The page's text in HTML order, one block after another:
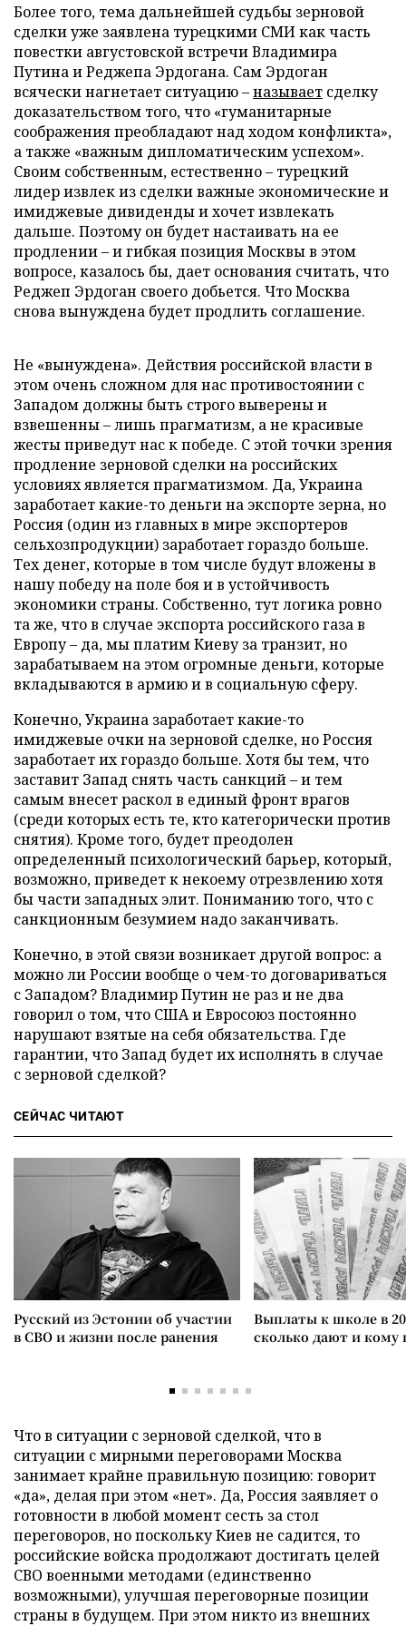
Более того, тема дальнейшей судьбы зерновой
сделки уже заявлена турецкими СМИ как часть
повестки августовской встречи Владимира
Путина и Реджепа Эрдогана. Сам Эрдоган
всячески нагнетает ситуацию –называет сделку
доказательством того, что «гуманитарные
соображения преобладают над ходом конфликта»,
а также «важным дипломатическим успехом».
Своим собственным, естественно – турецкий
лидер извлек из сделки важные экономические и
имиджевые дивиденды и хочет извлекать
дальше. Поэтому он будет настаивать на ее
продлении – и гибкая позиция Москвы в этом
вопросе, казалось бы, дает основания считать, что
Реджеп Эрдоган своего добьется. Что Москва
снова вынуждена будет продлить соглашение.
Не «вынуждена». Действия российской власти в
этом очень сложном для нас противостоянии с
Западом должны быть строго выверены и
взвешенны – лишь прагматизм, а не красивые
жесты приведут нас к победе. С этой точки зрения
продление зерновой сделки на российских
условиях является прагматизмом. Да, Украина
заработает какие-то деньги на экспорте зерна, но
Россия (один из главных в мире экспортеров
сельхозпродукции) заработает гораздо больше.
Тех денег, которые в том числе будут вложены в
нашу победу на поле боя и в устойчивость
экономики страны. Собственно, тут логика ровно
та же, что в случае экспорта российского газа в
Европу – да, мы платим Киеву за транзит, но
зарабатываем на этом огромные деньги, которые
вкладываются в армию и в социальную сферу.
Конечно, Украина заработает какие-то
имиджевые очки на зерновой сделке, но Россия
заработает их гораздо больше. Хотя бы тем, что
заставит Запад снять часть санкций – и тем
самым внесет раскол в единый фронт врагов
(среди которых есть те, кто категорически против
снятия). Кроме того, будет преодолен
определенный психологический барьер, который,
возможно, приведет к некоему отрезвлению хотя
бы части западных элит. Пониманию того, что с
санкционным безумием надо заканчивать.
Конечно, в этой связи возникает другой вопрос: а
можно ли России вообще о чем-то договариваться
с Западом? Владимир Путин не раз и не два
говорил о том, что США и Евросоюз постоянно
нарушают взятые на себя обязательства. Где
гарантии, что Запад будет их исполнять в случае
с зерновой сделкой?
СЕЙЧАС ЧИТАЮТ
Русский из Эстонии об участии
в СВО и жизни после ранения
Выплаты к школе в
сколько дают и
Что в ситуации с зерновой сделкой, что в
ситуации с мирными переговорами Москва
занимает крайне правильную позицию: говорит
«да», делая при этом «нет». Да, Россия заявляет о
готовности в любой момент сесть за стол
переговоров, но поскольку Киев не садится, то
российские войска продолжают достигать целей
СВО военными методами (единственно
возможными), улучшая переговорные позиции
страны в будущем. При этом никто из внешних